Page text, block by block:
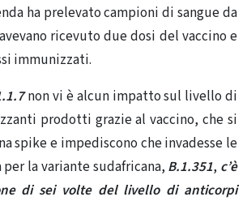
ha prelevato campioni di sangue da
ricevuto due dosi del vaccino e
immunizzati.
non vi è alcun impatto sul livello di
prodotti grazie al vaccino, che si
spike e impediscono che invadesse le
la variante sudafricana, B.1.351, c’è
di sei volte del livello di anticorpi